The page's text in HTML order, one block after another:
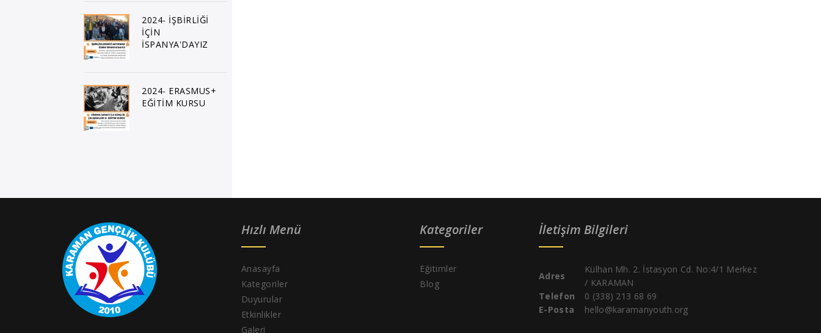
2024- İŞBİRLİĞİ
İÇİN
İSPANYA'DAYIZ
2024- ERASMUS+
EĞİTİM KURSU
Hızlı Menü
Anasayfa
Kategoriler
Duyurular
Etkinlikler
Galeri
Kategoriler
Eğitimler
Blog
İletişim Bilgileri
Adres
Külhan Mh. 2. İstasyon Cd. No:4/1 Merkez
/ KARAMAN
Telefon
0 (338) 213 68 69
E-Posta
hello@karamanyouth.org